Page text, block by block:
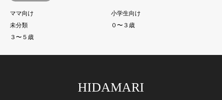
ママ向け
小学生向け
未分類
０〜３歳
３〜５歳
HIDAMARI